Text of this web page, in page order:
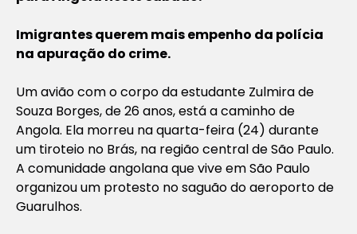
Imigrantes querem mais empenho da polícia
na apuração do crime.
Um avião com o corpo da estudante Zulmira de
Souza Borges, de 26 anos, está a caminho de
Angola. Ela morreu na quarta-feira (24) durante
um tiroteio no Brás, na região central de São Paulo.
A comunidade angolana que vive em São Paulo
organizou um protesto no saguão do aeroporto de
Guarulhos.